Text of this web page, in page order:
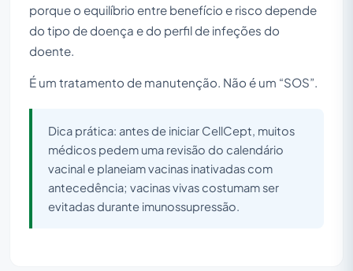
porque o equilíbrio entre benefício e risco depende
do tipo de doença e do perfil de infeções do
doente.
É um tratamento de manutenção. Não é um “SOS”.
Dica prática: antes de iniciar CellCept, muitos
médicos pedem uma revisão do calendário
vacinal e planeiam vacinas inativadas com
antecedência; vacinas vivas costumam ser
evitadas durante imunossupressão.